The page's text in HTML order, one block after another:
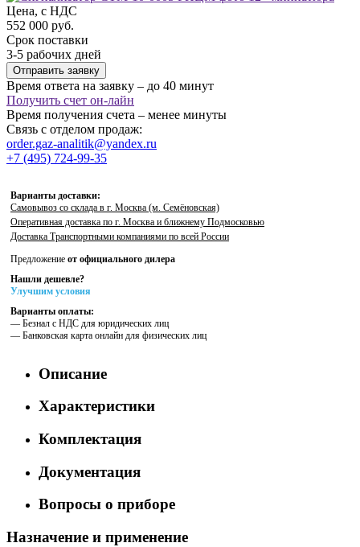
Цена, с НДС
552 000 руб.
Срок поставки
3-5 рабочих дней
Отправить заявку
Время ответа на заявку – до 40 минут
Получить счет он-лайн
Время получения счета – менее минуты
Связь с отделом продаж:
order.gaz-analitik@yandex.ru
+7 (495) 724-99-35
Варианты доставки:
Самовывоз со склада в г. Москва (м. Семёновская)
Оперативная доставка по г. Москва и ближнему Подмосковью
Доставка Транспортными компаниями по всей России
Предложение от официального дилера
Нашли дешевле?
Улучшим условия
Варианты оплаты:
— Безнал с НДС для юридических лиц
— Банковская карта онлайн для физических лиц
Описание
Характеристики
Комплектация
Документация
Вопросы о приборе
Назначение и применение